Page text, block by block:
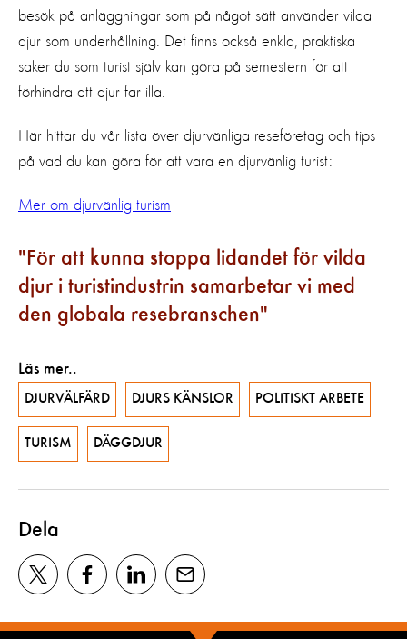
besök på anläggningar som på något sätt använder vilda
djur som underhållning. Det finns också enkla, praktiska
saker du som turist själv kan göra på semestern för att
förhindra att djur far illa.
Här hittar du vår lista över djurvänliga reseföretag och tips
på vad du kan göra för att vara en djurvänlig turist:
Mer om djurvänlig turism
För att kunna stoppa lidandet för vilda
djur i turistindustrin samarbetar vi med
den globala resebranschen
Läs mer..
DJURVÄLFÄRD DJURS KÄNSLOR POLITISKT ARBETE
TURISM DÄGGDJUR
Dela